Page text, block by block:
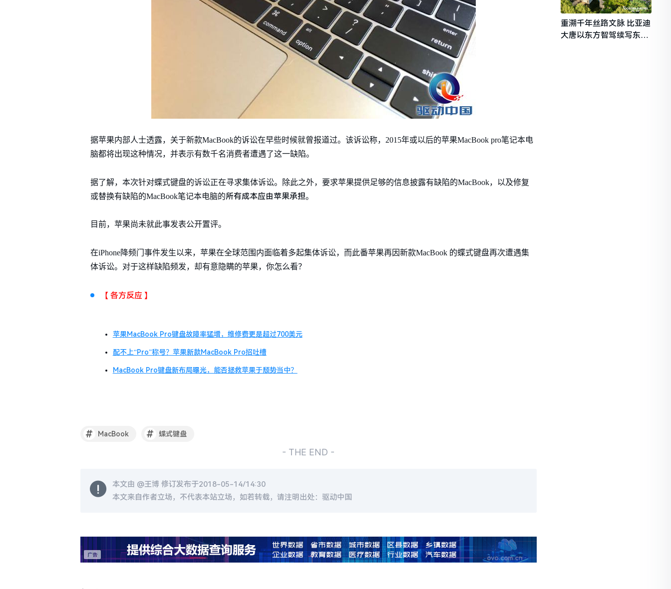
据苹果内部人士透露，关于新款MacBook的诉讼在早些时候就曾报道过。该诉讼称，2015年或以后的苹果MacBook pro笔记本电
脑都将出现这种情况，并表示有数千名消费者遭遇了这一缺陷。
据了解，本次针对蝶式键盘的诉讼正在寻求集体诉讼。除此之外，要求苹果提供足够的信息披露有缺陷的MacBook，以及修复
或替换有缺陷的MacBook笔记本电脑的所有成本应由苹果承担。
目前，苹果尚未就此事发表公开置评。
在iPhone降频门事件发生以来，苹果在全球范围内面临着多起集体诉讼，而此番苹果再因新款MacBook 的蝶式键盘再次遭遇集
体诉讼。对于这样缺陷频发，却有意隐瞒的苹果，你怎么看？
【 各方反应 】
苹果MacBook Pro键盘故障率猛增，维修费更是超过700美元
配不上“Pro”称号？苹果新款MacBook Pro招吐槽
MacBook Pro键盘新布局曝光，能否拯救苹果于颓势当中？
# MacBook # 蝶式键盘
- THE END -
本文由 @王博 修订发布于2018-05-14/14:30
本文来自作者立场，不代表本站立场，如若转载，请注明出处：驱动中国
重溯千年丝路文脉 比亚迪
大唐以东方智驾续写东西